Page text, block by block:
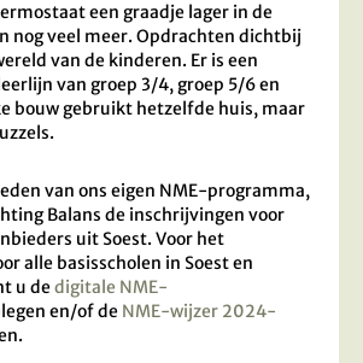
een graadje lager in de
nog veel meer. Opdrachten dichtbij
van de kinderen. Er is een
van groep 3/4, groep 5/6 en
bouw gebruikt hetzelfde huis, maar
van ons eigen NME-programma,
Balans de inschrijvingen voor
uit Soest. Voor het
alle basisscholen in Soest en
u dedigitale NME-
en/of de NME-wijzer 2024-